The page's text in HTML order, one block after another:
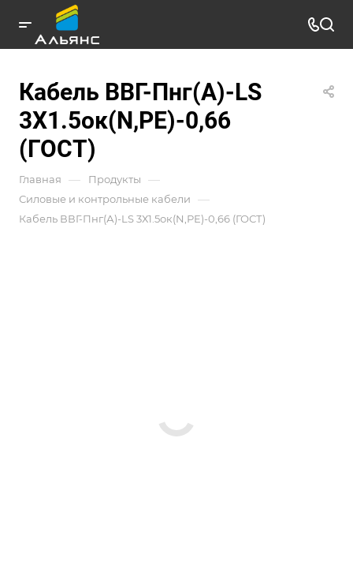
Кабель ВВГ-Пнг(А)-LS
3Х1.5ок(N,РЕ)-0,66
(ГОСТ)
Главная — Продукты —
Силовые и контрольные кабели —
Кабель ВВГ-Пнг(А)-LS 3Х1.5ок(N,РЕ)-0,66 (ГОСТ)